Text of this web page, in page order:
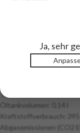
Motor: All ex US50/Can
Art-Nr.: 967 32 96 01
Tankvolumen: 0,51 l
Öltankvolumen: 0,14 l
Kraftstoffverbrauch: 395
Abgasemissionen (CO2
Ja, sehr